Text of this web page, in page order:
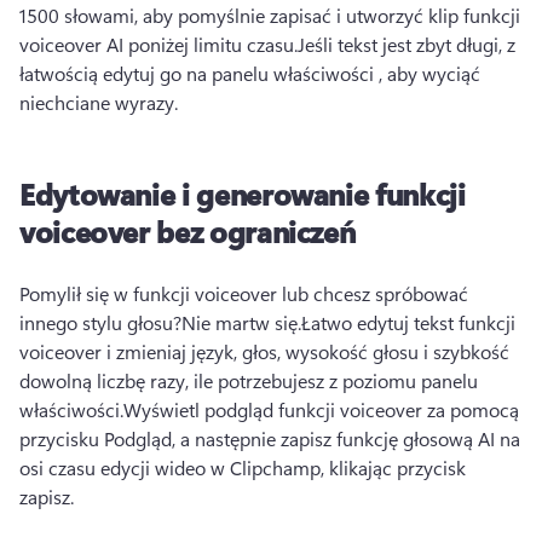
1500 słowami, aby pomyślnie zapisać i utworzyć klip funkcji
voiceover AI poniżej limitu czasu.Jeśli tekst jest zbyt długi, z
łatwością edytuj go na panelu właściwości , aby wyciąć
niechciane wyrazy.
Edytowanie i generowanie funkcji
voiceover bez ograniczeń
Pomylił się w funkcji voiceover lub chcesz spróbować
innego stylu głosu?Nie martw się.Łatwo edytuj tekst funkcji
voiceover i zmieniaj język, głos, wysokość głosu i szybkość
dowolną liczbę razy, ile potrzebujesz z poziomu panelu
właściwości.Wyświetl podgląd funkcji voiceover za pomocą
przycisku Podgląd, a następnie zapisz funkcję głosową AI na
osi czasu edycji wideo w Clipchamp, klikając przycisk
zapisz.